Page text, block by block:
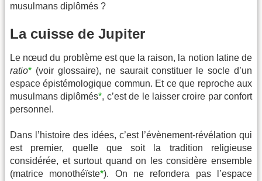
musulmans diplômés ?
La cuisse de Jupiter
Le nœud du problème est que la raison, la notion latine de
ratio* (voir glossaire), ne saurait constituer le socle d’un
espace épistémologique commun. Et ce que reproche aux
musulmans diplômés*, c’est de le laisser croire par confort
personnel.
Dans l’histoire des idées, c’est l’évènement-révélation qui
est premier, quelle que soit la tradition religieuse
considérée, et surtout quand on les considère ensemble
(matrice monothéïste*). On ne refondera pas l’espace